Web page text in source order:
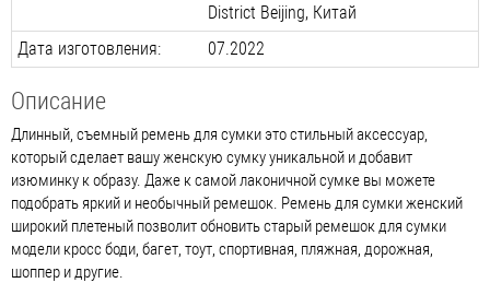
District Beijing, Китай
Дата изготовления:
07.2022
Описание
Длинный, съемный ремень для сумки это стильный аксессуар,
который сделает вашу женскую сумку уникальной и добавит
изюминку к образу. Даже к самой лаконичной сумке вы можете
подобрать яркий и необычный ремешок. Ремень для сумки женский
широкий плетеный позволит обновить старый ремешок для сумки
модели кросс боди, багет, тоут, спортивная, пляжная, дорожная,
шоппер и другие.